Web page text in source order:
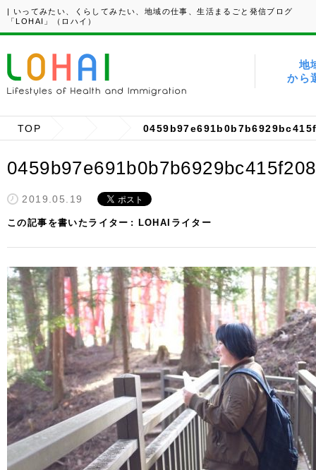
| いってみたい、くらしてみたい、地域の仕事、生活まるごと発信ブログ
「LOHAI」（ロハイ）
地
から
TOP
2019.05.19
この記事を書いたライター LOHAIライター